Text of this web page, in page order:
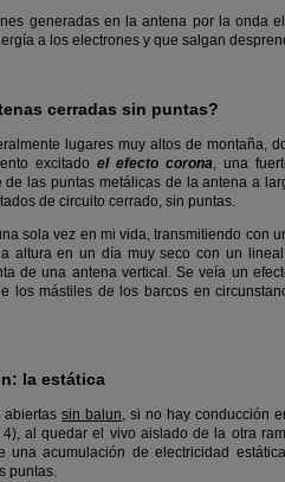
generadas en la antena por la onda
a los electrones y que salgan
cerradas sin puntas?
lugares muy altos de montaña,
excitado el efecto corona, una
las puntas metálicas de la antena a
de circuito cerrado, sin puntas.
sola vez en mi vida, transmitiendo con
altura en un día muy seco con un
de una antena vertical. Se veía un
los mástiles de los barcos en
la estática
abiertas sin balun, si no hay conducción
al quedar el vivo aislado de la otra
una acumulación de electricidad
puntas.